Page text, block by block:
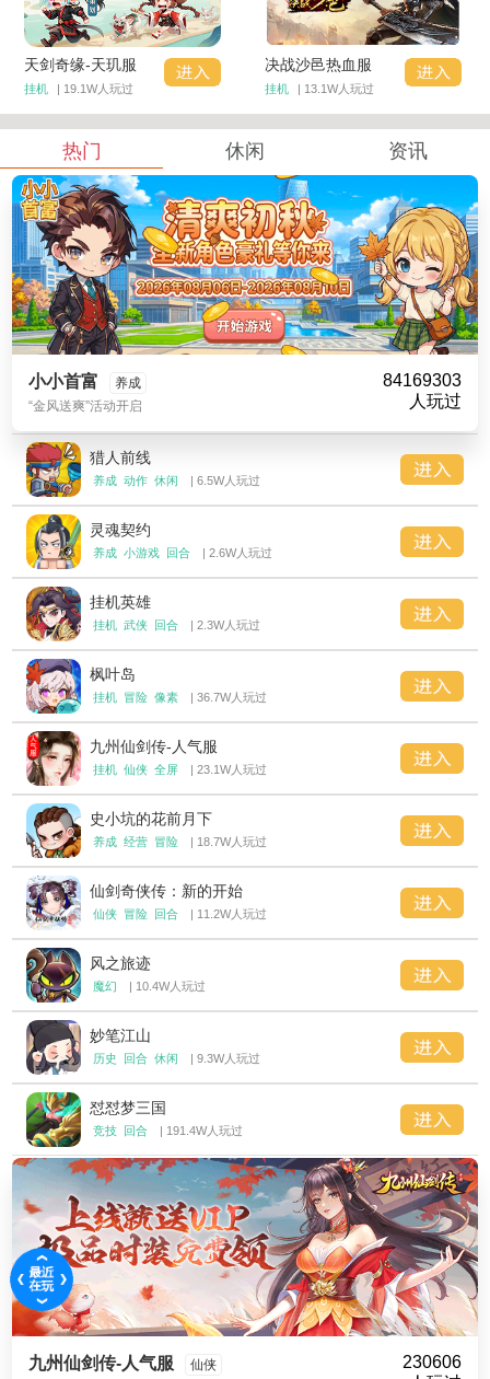
天剑奇缘-天玑服
挂机 | 19.1W人玩过
决战沙邑热血服
挂机 | 13.1W人玩过
热门 休闲 资讯
小小首富
养成
“金风送爽”活动开启
84169303
人玩过
猎人前线
养成 动作 休闲 | 6.5W人玩过
灵魂契约
养成 小游戏 回合 | 2.6W人玩过
挂机英雄
挂机 武侠 回合 | 2.3W人玩过
枫叶岛
挂机 冒险 像素 | 36.7W人玩过
九州仙剑传-人气服
挂机 仙侠 全屏 | 23.1W人玩过
史小坑的花前月下
养成 经营 冒险 | 18.7W人玩过
仙剑奇侠传：新的开始
仙侠 冒险 回合 | 11.2W人玩过
风之旅迹
魔幻 | 10.4W人玩过
妙笔江山
历史 回合 休闲 | 9.3W人玩过
怼怼梦三国
竞技 回合 | 191.4W人玩过
九州仙剑传-人气服 仙侠
230606